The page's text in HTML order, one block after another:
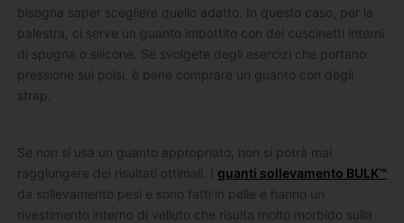
bisogna saper scegliere quello adatto. In questo caso, per la
palestra, ci serve un guanto imbottito con dei cuscinetti interni
di spugna o silicone. Se svolgete degli esercizi che portano
pressione sui polsi, è bene comprare un guanto con degli
strap.
Se non si usa un guanto appropriato, non si potrà mai
raggiungere dei risultati ottimali. I guanti sollevamento BULK™
da sollevamento pesi e sono fatti in pelle e hanno un
rivestimento interno di velluto che risulta molto morbido sulla